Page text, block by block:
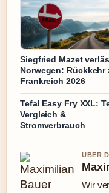
Siegfried Mazet
Norwegen: Rückkehr
Frankreich 2026
Tefal Easy Fry XXL:
Vergleich &
Stromverbrauch
UBER
Wir